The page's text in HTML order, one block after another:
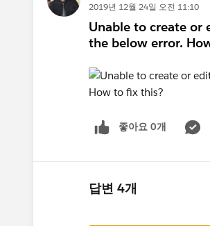
2019년 12월 24일 오전 11:10
Unable to create or
the below error.
좋아요 0개
답변 4개